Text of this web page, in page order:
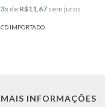
3x de R$11,67 sem juros
CD IMPORTADO
MAIS INFORMAÇÕES